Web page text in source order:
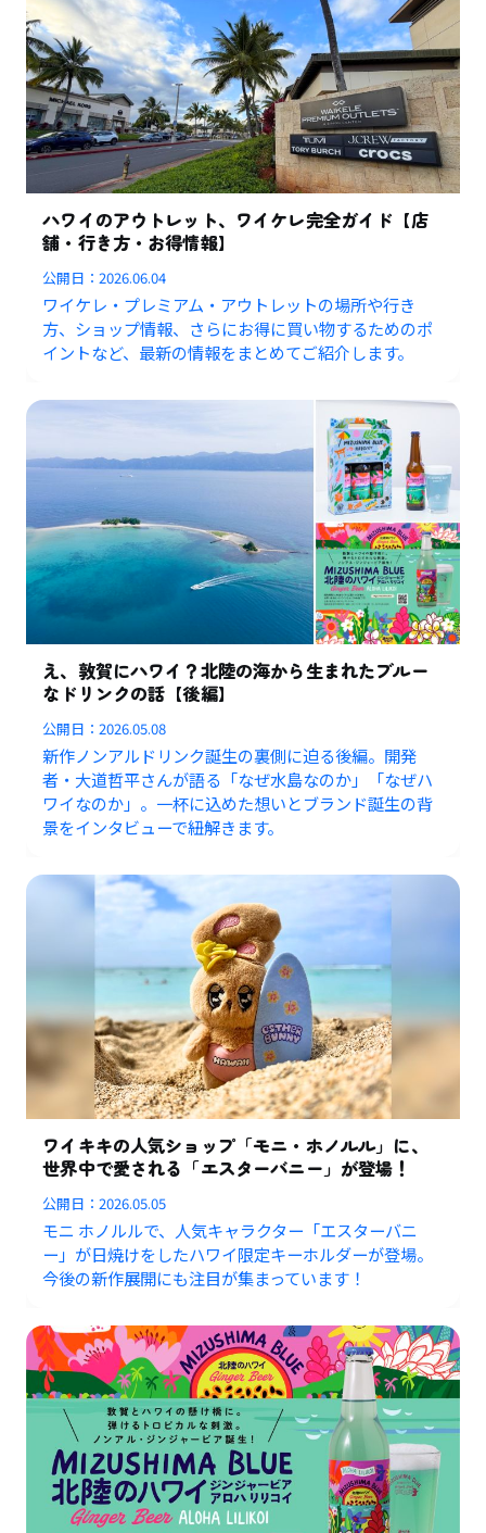
ハワイのアウトレット、ワイケレ完全ガイド【店
舗・行き方・お得情報】
公開日：2026.06.04
ワイケレ・プレミアム・アウトレットの場所や行き
方、ショップ情報、さらにお得に買い物するためのポ
イントなど、最新の情報をまとめてご紹介します。
え、敦賀にハワイ？北陸の海から生まれたブルー
なドリンクの話【後編】
公開日：2026.05.08
新作ノンアルドリンク誕生の裏側に迫る後編。開発
者・大道哲平さんが語る「なぜ水島なのか」「なぜハ
ワイなのか」。一杯に込めた想いとブランド誕生の背
景をインタビューで紐解きます。
ワイキキの人気ショップ「モニ・ホノルル」に、
世界中で愛される「エスターバニー」が登場！
公開日：2026.05.05
モニ ホノルルで、人気キャラクター「エスターバニ
ー」が日焼けをしたハワイ限定キーホルダーが登場。
今後の新作展開にも注目が集まっています！